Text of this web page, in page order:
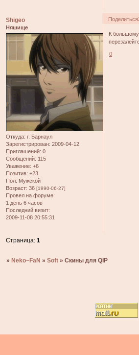
Поделиться
Shigeo
Няшище
Откуда: г. Барнаул
Зарегистрирован: 2009-04-12
Приглашений: 0
Сообщений: 115
Уважение: +6
Позитив: +23
Пол: Мужской
Возраст: 36 [1990-06-27]
Провел на форуме:
1 день 6 часов
Последний визит:
2009-11-08 20:55:31
К
0
Страница:1
» Neko~FaN »Soft »Скины для QIP